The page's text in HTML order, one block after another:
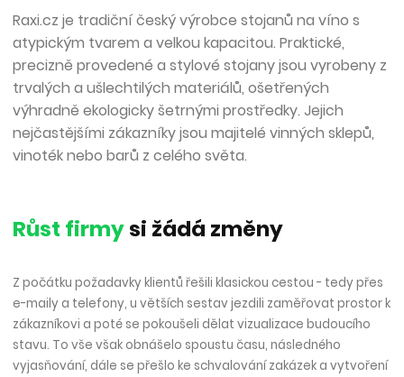
Raxi.cz je tradiční český výrobce stojanů na víno s
atypickým tvarem a velkou kapacitou. Praktické,
precizně provedené a stylové stojany jsou vyrobeny z
trvalých a ušlechtilých materiálů, ošetřených
výhradně ekologicky šetrnými prostředky. Jejich
nejčastějšími zákazníky jsou majitelé vinných sklepů,
vinoték nebo barů z celého světa.
Růst firmysi žádá změny
Z počátku požadavky klientů řešili klasickou cestou - tedy přes
e-maily a telefony, u větších sestav jezdili zaměřovat prostor k
zákazníkovi a poté se pokoušeli dělat vizualizace budoucího
stavu. To vše však obnášelo spoustu času, následného
vyjasňování, dále se přešlo ke schvalování zakázek a vytvoření